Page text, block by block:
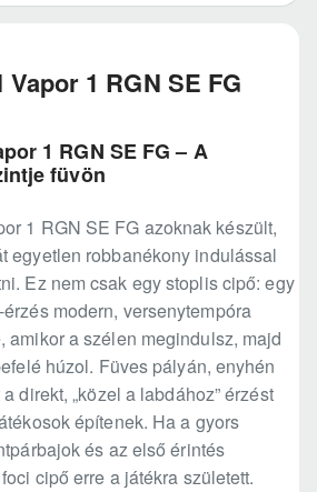
1 RGN SE FG
1 RGN SE FG – A
füvön
1 RGN SE FG azoknak készült,
egyetlen robbanékony indulással
Ez nem csak egy stoplis cipő: egy
modern, versenytempóra
amikor a szélen megindulsz, majd
húzol. Füves pályán, enyhén
direkt, „közel a labdához” érzést
építenek. Ha a gyors
és az első érintés
cipő erre a játékra született.